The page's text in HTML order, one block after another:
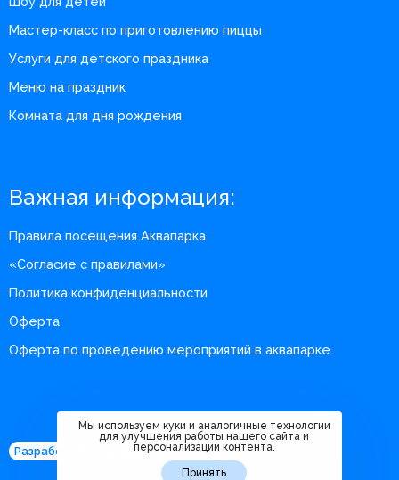
Мастер-класс по приготовлению пиццы
Услуги для детского праздника
Меню на праздник
Комната для дня рождения
Важная информация:
Правила посещения Аквапарка
«Согласие с правилами»
Политика конфиденциальности
Оферта
Оферта по проведению мероприятий в аквапарке
Разработка сайта - m360.digital
Мы используем куки и аналогичные технологии
для улучшения работы нашего сайта и
персонализации контента.
Принять